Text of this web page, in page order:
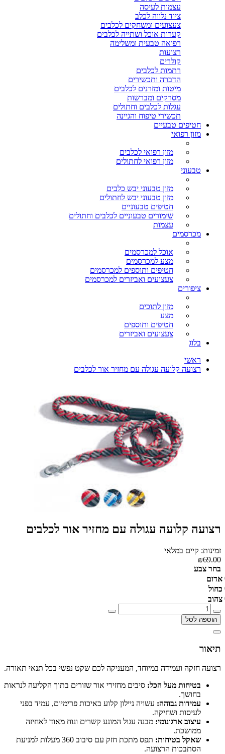
עצמות לעיסה
ציוד נלווה לכלב
צעצועים ומשחקים לכלבים
קערות אוכל ושתייה לכלבים
רפואה טבעית ומשלימה
רצועות
קולרים
רתמות לכלבים
הדברה ותכשירים
מיטות ומזרנים לכלבים
מסרקים ומברשות
עגלות לכלבים וחתולים
תכשירי טיפוח והגיינה
חטיפים טבעיים
מזון רפואי
מזון רפואי לכלבים
מזון רפואי לחתולים
טבעוני
מזון טבעוני יבש כלבים
מזון טבעוני יבש לחתולים
חטיפים טבעוניים
שימורים טבעוניים לכלבים וחתולים
עצמות
מכרסמים
אוכל למכרסמים
מצע למכרסמים
חטיפים ותוספים למכרסמים
צעצועים ואביזרים למכרסמים
ציפורים
מזון לתוכים
מצע
חטיפים ותוספים
צעצועים ואביזרים
בלוג
ראשי
רצועה קלועה עגולה עם מחזיר אור לכלבים
רצועה קלועה עגולה עם מחזיר אור לכלבים
זמינות: קיים במלאי
₪69.00
בחר צבע
אדום
כחול
צהוב
הוספה לסל
תיאור
רצועה חזקה ועמידה במיוחד, המעניקה לכם שקט נפשי בכל תנאי תאורה.
בטיחות מעל הכל: סיבים מחזירי אור שזורים בתוך הקליעה לנראות
בחושך.
עמידות גבוהה: עשויה ניילון קלוע באיכות פרימיום, עמיד בפני
לעיסות ושחיקה.
עיצוב ארגונומי: מבנה עגול המונע קשרים ונוח מאוד לאחיזה
ממושכת.
שאקל בטיחות:
תפס מתכת חזק עם סיבוב 360 מעלות למניעת
הסתבכות הרצועה.